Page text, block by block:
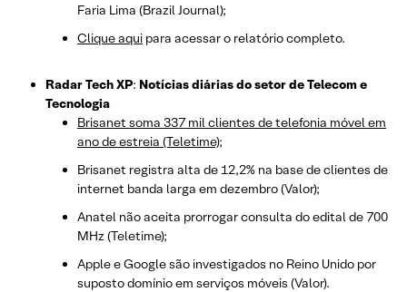
Faria Lima (Brazil Journal);
Clique aqui para acessar o relatório completo.
Radar Tech XP: Notícias diárias do setor de Telecom e
Tecnologia
Brisanet soma 337 mil clientes de telefonia móvel em
ano de estreia (Teletime);
Brisanet registra alta de 12,2% na base de clientes de
internet banda larga em dezembro (Valor);
Anatel não aceita prorrogar consulta do edital de 700
MHz (Teletime);
Apple e Google são investigados no Reino Unido por
suposto domínio em serviços móveis (Valor).